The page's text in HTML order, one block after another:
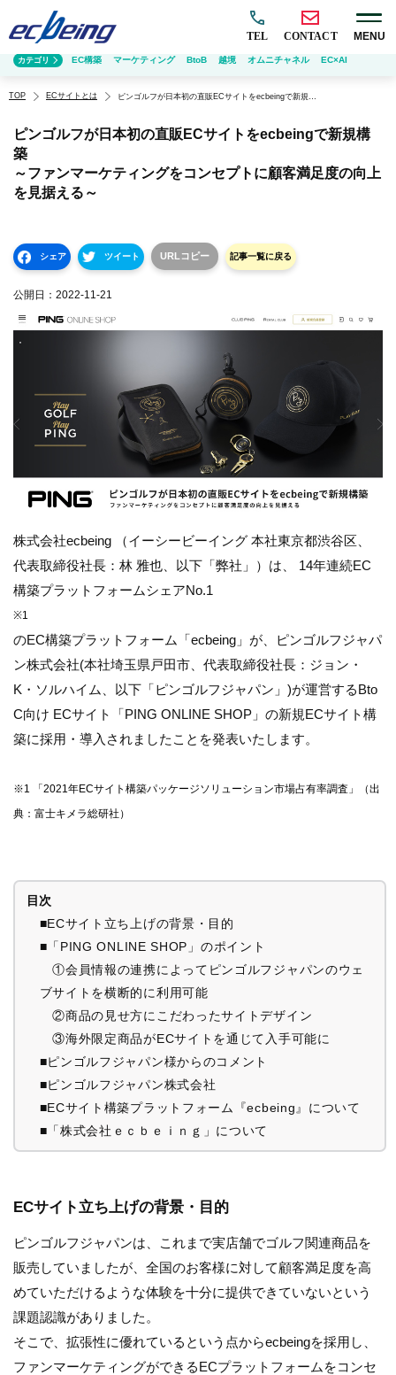
TEL CONTACT MENU
TOP ECサイトとは ピンゴルフが日本初の直販ECサイトをecbeingで新規構築 ～ファンマーケティングをコンセプトに顧客満足度の向上を見据える～
ピンゴルフが日本初の直販ECサイトをecbeingで新規構
築
～ファンマーケティングをコンセプトに顧客満足度の向上
を見据える～
シェア ツイート URLコピー 記事一覧に戻る
公開日： 2022-11-21
株式会社ecbeing （イーシービーイング 本社東京都渋谷区、
代表取締役社長：林 雅也、以下「弊社」）は、 14年連続EC
構築プラットフォームシェアNo.1
※1
のEC構築プラットフォーム「ecbeing」が、ピンゴルフジャパ
ン株式会社(本社埼玉県戸田市、代表取締役社長：ジョン・
K・ソルハイム、以下「ピンゴルフジャパン」)が運営するBto
C向け ECサイト「PING ONLINE SHOP」の新規ECサイト構
築に採用・導入されましたことを発表いたします。
※1 「2021年ECサイト構築パッケージソリューション市場占有率調査」（出
典：富士キメラ総研社）
目次
■ECサイト立ち上げの背景・目的
■「PING ONLINE SHOP」のポイント
①会員情報の連携によってピンゴルフジャパンのウェ
ブサイトを横断的に利用可能
②商品の見せ方にこだわったサイトデザイン
③海外限定商品がECサイトを通じて入手可能に
■ピンゴルフジャパン様からのコメント
■ピンゴルフジャパン株式会社
■ECサイト構築プラットフォーム『ecbeing』について
■「株式会社ｅｃｂｅｉｎｇ」について
ECサイト立ち上げの背景・目的
ピンゴルフジャパンは、これまで実店舗でゴルフ関連商品を
販売していましたが、全国のお客様に対して顧客満足度を高
めていただけるような体験を十分に提供できていないという
課題認識がありました。
そこで、拡張性に優れているという点からecbeingを採用し、
ファンマーケティングができるECプラットフォームをコンセ
カテゴリ EC構築 マーケティング BtoB 越境 オムニチャネル EC×AI